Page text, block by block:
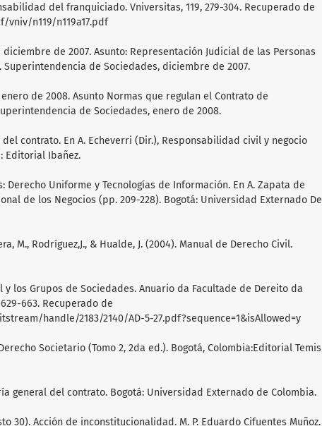
del franquiciado. Vniversitas, 119, 279-304. Recuperado de
n119/n119a17.pdf
de 2007. Asunto: Representación Judicial de las Personas
Superintendencia de Sociedades, diciembre de 2007.
de 2008. Asunto Normas que regulan el Contrato de
de Sociedades, enero de 2008.
del contrato. En A. Echeverri (Dir.), Responsabilidad civil y negocio
Editorial Ibañez.
Derecho Uniforme y Tecnologías de Información. En A. Zapata de
de los Negocios (pp. 209-228). Bogotá: Universidad Externado De
M., Rodríguez,J., & Hualde, J. (2004). Manual de Derecho Civil.
y los Grupos de Sociedades. Anuario da Facultade de Dereito da
663. Recuperado de
handle/2183/2140/AD-5-27.pdf?sequence=1&isAllowed=y
Societario (Tomo 2, 2da ed.). Bogotá, Colombia:Editorial Temis
general del contrato. Bogotá: Universidad Externado de Colombia.
30). Acción de inconstitucionalidad. M. P. Eduardo Cifuentes Muñoz.